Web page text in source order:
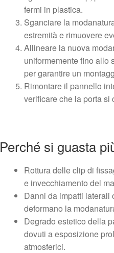
fermi in plastica.
Sganciare la
estremità e rimuovere
Allineare la nuova
uniformemente fino allo
per garantire un
Rimontare il pannello
verificare che la porta si
Perché si guasta
Rottura delle clip di
e invecchiamento del
Danni da impatti laterali
deformano la
Degrado estetico della
dovuti a esposizione
atmosferici.